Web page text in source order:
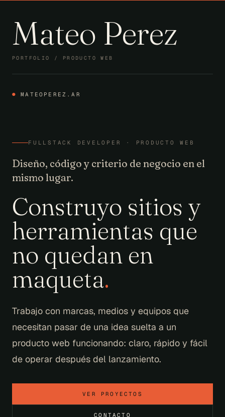
Mateo Perez
PORTFOLIO / PRODUCTO WEB
● MATEOPEREZ.AR
FULLSTACK DEVELOPER · PRODUCTO WEB
Diseño, código y criterio de negocio en el
mismo lugar.
Construyo sitios y
herramientas que
no quedan en
maqueta.
Trabajo con marcas, medios y equipos que
necesitan pasar de una idea suelta a un
producto web funcionando: claro, rápido y fácil
de operar después del lanzamiento.
VER PROYECTOS
CONTACTO